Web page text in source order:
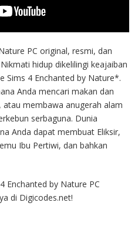
PC original, resmi, dan
hidup dikelilingi keajaiban
Sims 4 Enchanted by Nature*.
Anda mencari makan dan
membawa anugerah alam
serbaguna. Dunia
Anda dapat membuat Eliksir,
Ibu Pertiwi, dan bahkan
Enchanted by Nature PC
di Digicodes.net!